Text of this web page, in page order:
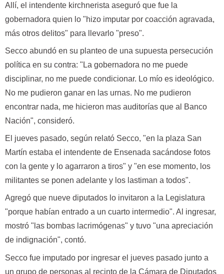
Allí, el intendente kirchnerista aseguró que fue la
gobernadora quien lo "hizo imputar por coacción agravada,
más otros delitos" para llevarlo "preso".
Secco abundó en su planteo de una supuesta persecución
política en su contra: "La gobernadora no me puede
disciplinar, no me puede condicionar. Lo mío es ideológico.
No me pudieron ganar en las urnas. No me pudieron
encontrar nada, me hicieron mas auditorías que al Banco
Nación", consideró.
El jueves pasado, según relató Secco, "en la plaza San
Martín estaba el intendente de Ensenada sacándose fotos
con la gente y lo agarraron a tiros" y "en ese momento, los
militantes se ponen adelante y los lastiman a todos".
Agregó que nueve diputados lo invitaron a la Legislatura
"porque habían entrado a un cuarto intermedio". Al ingresar,
mostró "las bombas lacrimógenas" y tuvo "una apreciación
de indignación", contó.
Secco fue imputado por ingresar el jueves pasado junto a
un grupo de personas al recinto de la Cámara de Diputados